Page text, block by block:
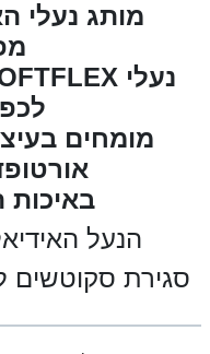
מותג נעלי
מומחים
באיכות
הנעל
סגירת סקוטשים